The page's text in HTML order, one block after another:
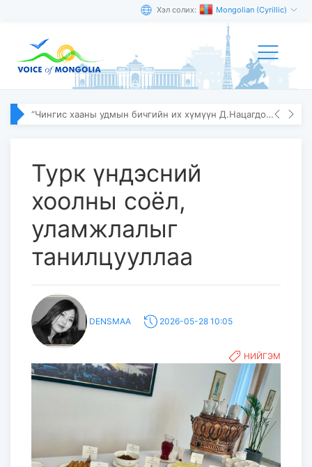
Хэл солих: Mongolian (Cyrillic)
“Чингис хааны удмын бичгийн их хүмүүн Д.Нацагдорж” олон улсын эрдэм шинжилгээний хурал болов
Турк үндэсний
хоолны соёл,
уламжлалыг
танилцууллаа
DENSMAA 2026-05-28 10:05
НИЙГЭМ